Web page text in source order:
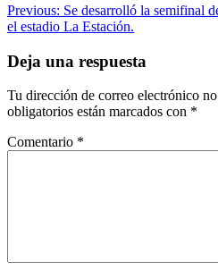
Navegación
de
entradas
Previous: Se desarrolló la semifinal
el estadio La Estación.
Deja una respuesta
Tu dirección de correo electrónico
obligatorios están marcados con *
Comentario *